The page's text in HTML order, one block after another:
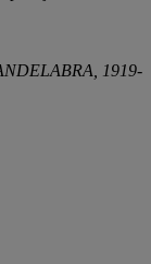
1919-